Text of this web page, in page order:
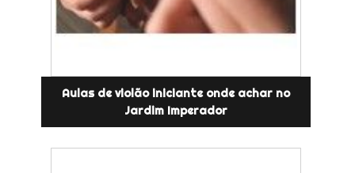
Aulas de violão iniciante onde achar no
Jardim Imperador